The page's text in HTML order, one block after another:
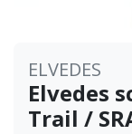
ELVEDES
Elvedes
Trail /